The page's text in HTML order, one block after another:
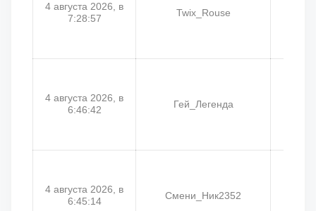
4 августа 2026, в
7:28:57
Twix_Rouse
4 августа 2026, в
6:46:42
Гей_Легенда
4 августа 2026, в
6:45:14
Смени_Ник2352